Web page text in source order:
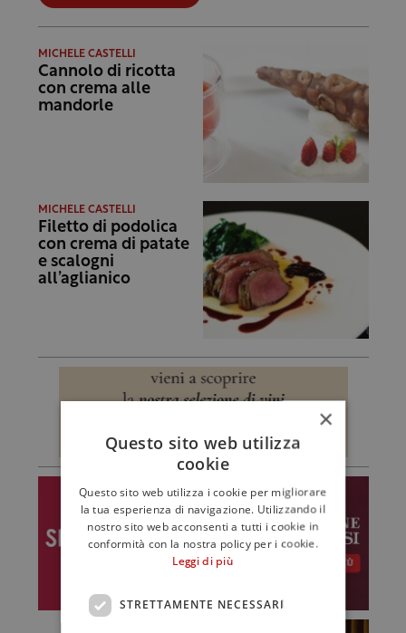
MICHELE CASTELLI
Cannolo di ricotta
con crema alle
mandorle
MICHELE CASTELLI
Filetto di podolica
con crema di patate
e scalogni
all’aglianico
×
Questo sito web utilizza
cookie
Questo sito web utilizza i cookie per migliorare
la tua esperienza di navigazione. Utilizzando il
nostro sito web acconsenti a tutti i cookie in
conformità con la nostra policy per i cookie.
Leggi di più
STRETTAMENTE NECESSARI